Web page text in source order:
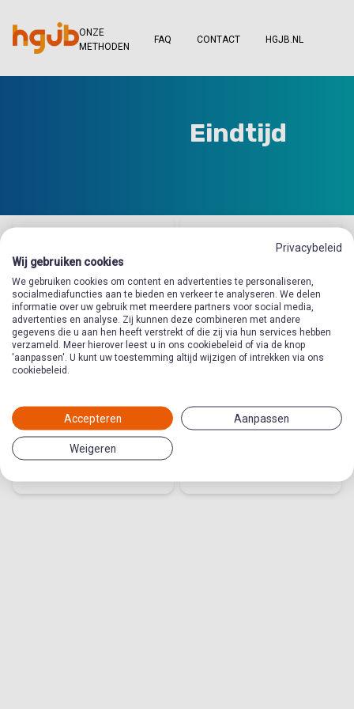
ONZE
METHODEN
FAQ CONTACT HGJB.NL
Eindtijd
totdat?
Tienerwerkmethode
Jezus terugkomt
Privacybeleid
Wij gebruiken cookies
We gebruiken cookies om content en advertenties te personaliseren,
socialmediafuncties aan te bieden en verkeer te analyseren. We delen
informatie over uw gebruik met meerdere partners voor social media,
advertenties en analyse. Zij kunnen deze combineren met andere
gegevens die u aan hen heeft verstrekt of die zij via hun services hebben
verzameld. Meer hierover leest u in ons cookiebeleid of via de knop
'aanpassen'. U kunt uw toestemming altijd wijzigen of intrekken via ons
cookiebeleid.
Accepteren Aanpassen
Weigeren